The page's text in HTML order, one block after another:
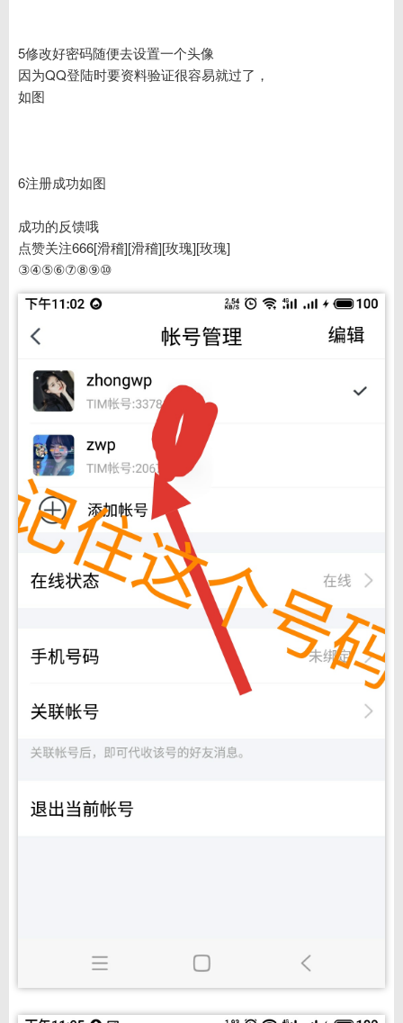
5修改好密码随便去设置一个头像
因为QQ登陆时要资料验证很容易就过了，
如图
6注册成功如图
成功的反馈哦
点赞关注666[滑稽][滑稽][玫瑰][玫瑰]
③④⑤⑥⑦⑧⑨⑩